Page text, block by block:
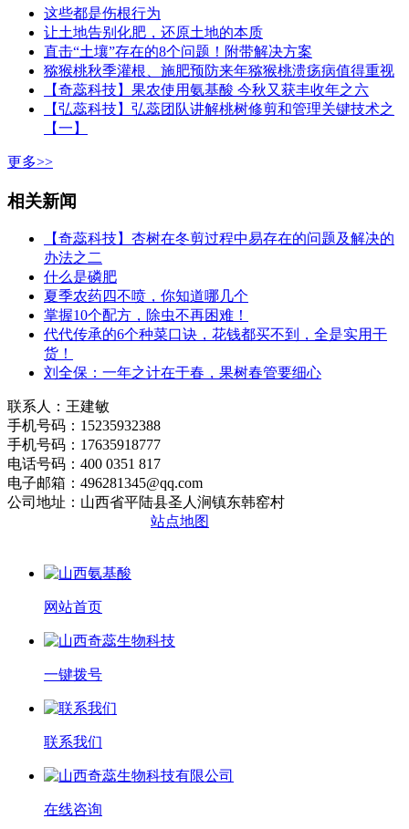
这些都是伤根行为
让土地告别化肥，还原土地的本质
直击“土壤”存在的8个问题！附带解决方案
猕猴桃秋季灌根、施肥预防来年猕猴桃溃疡病值得重视
【奇蕊科技】果农使用氨基酸 今秋又获丰收年之六
【弘蕊科技】弘蕊团队讲解桃树修剪和管理关键技术之
【一】
更多>>
相关新闻
【奇蕊科技】杏树在冬剪过程中易存在的问题及解决的
办法之二
什么是磷肥
夏季农药四不喷，你知道哪几个
掌握10个配方，除虫不再困难！
代代传承的6个种菜口诀，花钱都买不到，全是实用干
货！
刘全保：一年之计在于春，果树春管要细心
联系人：王建敏
手机号码：15235932388
手机号码：17635918777
电话号码：400 0351 817
电子邮箱：496281345@qq.com
公司地址：山西省平陆县圣人涧镇东韩窑村
站点地图
网站首页
一键拨号
联系我们
在线咨询